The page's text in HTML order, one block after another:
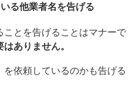
る他業者名を告げる
ことを告げることはマナーで
ありません。
依頼しているのかも告げる